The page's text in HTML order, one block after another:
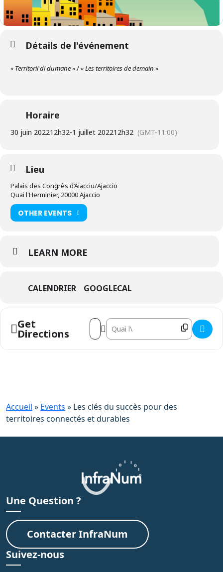
Détails de l'événement
« Territorii di dumane »/« Les territoires de demain »
Horaire
30 juin 202212h32-1 juillet 202212h32 (GMT-11:00)
Lieu
Palais des Congrès d’Aiacciu/Ajaccio
Quai l'Herminier, 20000 Ajaccio
OTHER EVENTS
LEARN MORE
CALENDRIER GOOGLECAL
Get
Directions
Address - Les clés du succès pour des
Destination Address - Les clés du
Accueil » Events » Les clés du succès pour des
territoires connectés et durables
Une Question ?
Contacter InfraNum
Suivez-nous